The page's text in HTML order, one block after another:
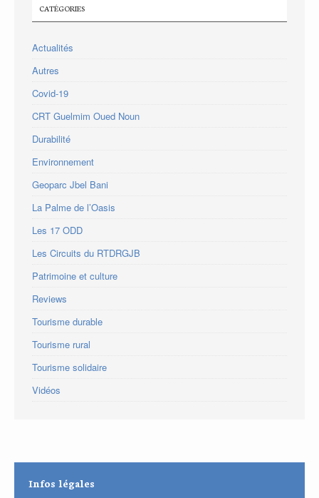
CATÉGORIES
Actualités
Autres
Covid-19
CRT Guelmim Oued Noun
Durabilité
Environnement
Geoparc Jbel Bani
La Palme de l’Oasis
Les 17 ODD
Les Circuits du RTDRGJB
Patrimoine et culture
Reviews
Tourisme durable
Tourisme rural
Tourisme solidaire
Vidéos
Infos légales